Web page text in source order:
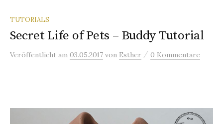
TUTORIALS
Secret Life of Pets – Buddy Tutorial
Veröffentlicht am 03.05.2017 von Esther / 0 Kommentare